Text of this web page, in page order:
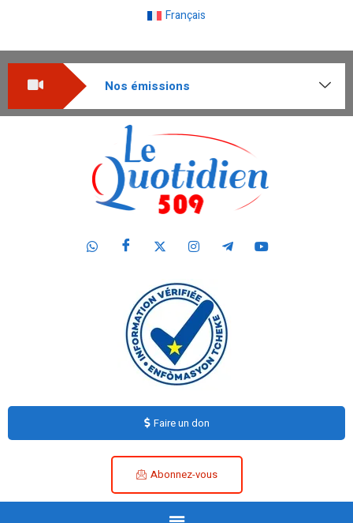
Français
Nos émissions
Faire un don
Abonnez-vous